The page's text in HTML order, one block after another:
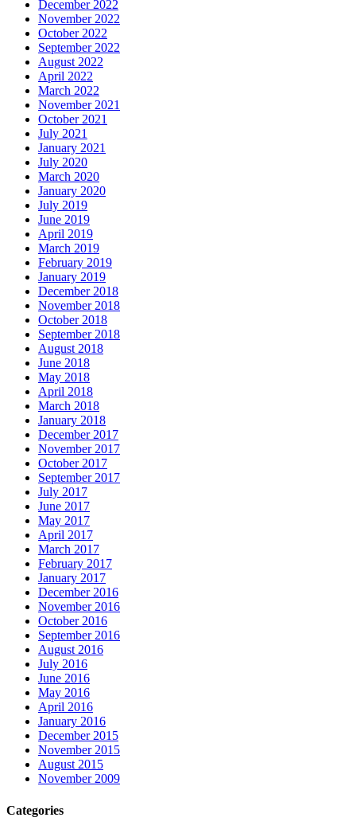
December 2022
November 2022
October 2022
September 2022
August 2022
April 2022
March 2022
November 2021
October 2021
July 2021
January 2021
July 2020
March 2020
January 2020
July 2019
June 2019
April 2019
March 2019
February 2019
January 2019
December 2018
November 2018
October 2018
September 2018
August 2018
June 2018
May 2018
April 2018
March 2018
January 2018
December 2017
November 2017
October 2017
September 2017
July 2017
June 2017
May 2017
April 2017
March 2017
February 2017
January 2017
December 2016
November 2016
October 2016
September 2016
August 2016
July 2016
June 2016
May 2016
April 2016
January 2016
December 2015
November 2015
August 2015
November 2009
Categories